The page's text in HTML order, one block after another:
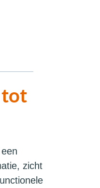
tot
zicht